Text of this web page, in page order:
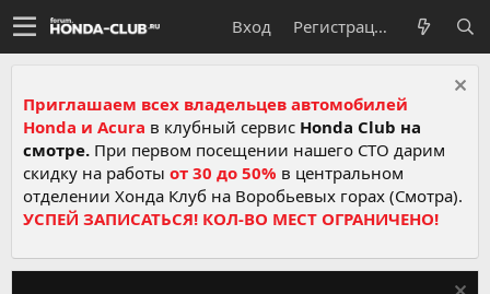
Вход Регистрация
Приглашаем всех владельцев автомобилей
Honda и Acura в клубный сервис Honda Club на
смотре. При первом посещении нашего СТО дарим
скидку на работы от 30 до 50% в центральном
отделении Хонда Клуб на Воробьевых горах (Смотра).
УСПЕЙ ЗАПИСАТЬСЯ! КОЛ-ВО МЕСТ ОГРАНИЧЕНО!